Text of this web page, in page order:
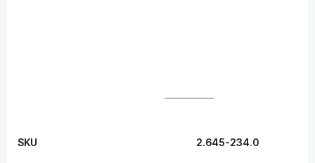
SKU 2.645-234.0